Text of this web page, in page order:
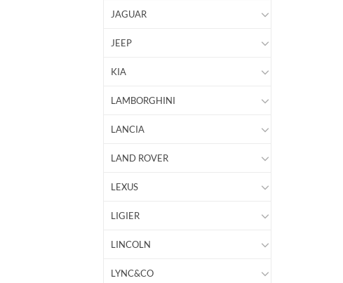
JAGUAR
JEEP
KIA
LAMBORGHINI
LANCIA
LAND ROVER
LEXUS
LIGIER
LINCOLN
LYNC&CO